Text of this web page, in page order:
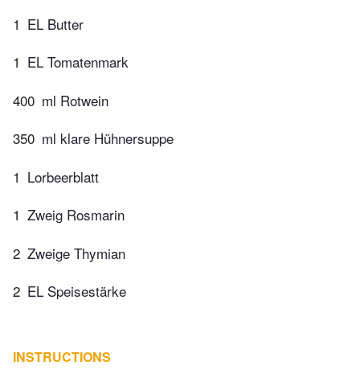
1 EL Butter
1 EL Tomatenmark
400 ml Rotwein
350 ml klare Hühnersuppe
1 Lorbeerblatt
1 Zweig Rosmarin
2 Zweige Thymian
2 EL Speisestärke
INSTRUCTIONS